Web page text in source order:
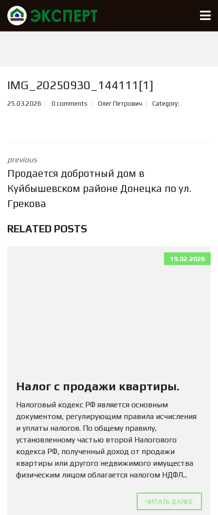
IMG_20250930_144111[1]
25.03.2026 0 comments Олег Петрович Category:
previous
Продается добротный дом в
Куйбышевском районе Донецка по ул.
Грекова
RELATED POSTS
19.02.2026
Налог с продажи квартиры.
Налоговый кодекс РФ является основным
документом, регулирующим правила исчисления
и уплаты налогов. По общему правилу,
установленному частью второй Налогового
кодекса РФ, полученный доход от продажи
квартиры или другого недвижимого имущества
физическим лицом облагается налогом НДФЛ...
ЧИТАТЬ ДАЛЕЕ